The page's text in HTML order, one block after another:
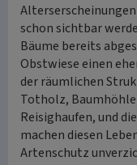
schon sichtbar
Bäume bereits
Obstwiese einen
der räumlichen
Totholz,
Reisighaufen, und
machen diesen
Artenschutz